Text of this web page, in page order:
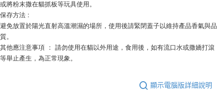
或將粉末撒在貓抓板等玩具使用。
保存方法 :
避免放置於陽光直射高溫潮濕的場所，使用後請緊閉蓋子以維持產品香氣與品
質。
其他應注意事項 ： 請勿使用在貓以外用途，食用後，如有流口水或撒嬌打滾
等舉止產生，為正常現象。
顯示電腦版詳細說明